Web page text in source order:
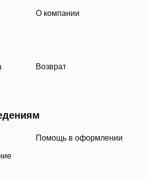
О компании
Возврат
Помощь в оформлении